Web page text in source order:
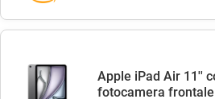
Apple iPad Air 11''
fotocamera